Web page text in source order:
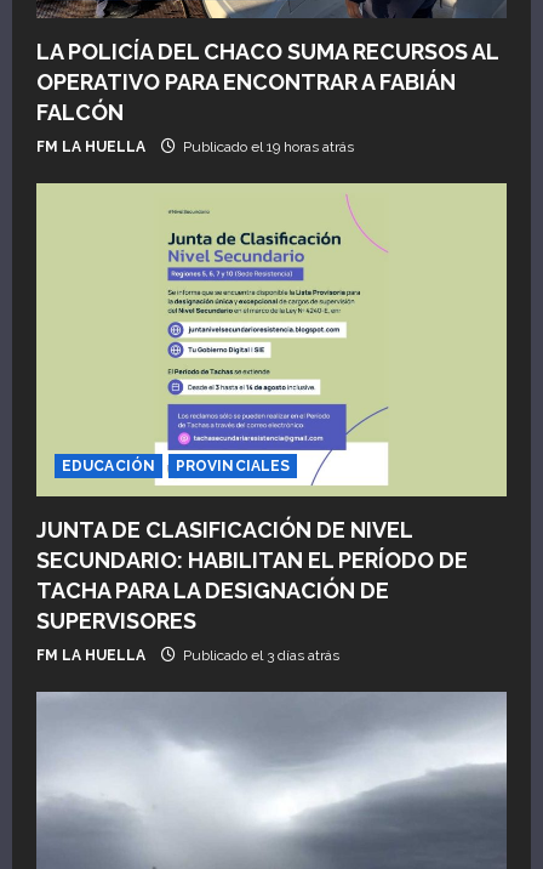
LA POLICÍA DEL CHACO SUMA RECURSOS AL
OPERATIVO PARA ENCONTRAR A FABIÁN
FALCÓN
FM LA HUELLA Publicado el 19 horas atrás
EDUCACIÓN PROVINCIALES
JUNTA DE CLASIFICACIÓN DE NIVEL
SECUNDARIO: HABILITAN EL PERÍODO DE
TACHA PARA LA DESIGNACIÓN DE
SUPERVISORES
FM LA HUELLA Publicado el 3 días atrás